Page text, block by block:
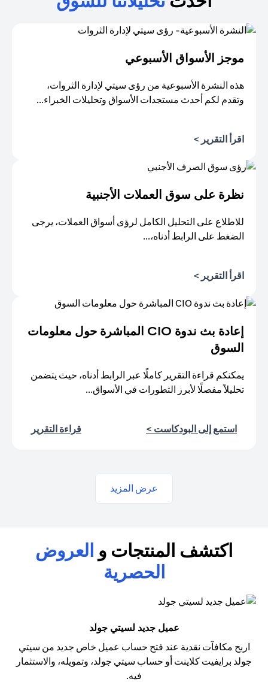
موجز الأسواق الأسبوعي
هذه النشرة الأسبوعية من رؤى سيتي لإدارة الثروات،
وتقدم لكم أحدث مستجدات الأسواق وتحليلات الخبراء...
اقرأ التقرير >
نظرة على سوق العملات الأجنبية
للاطلاع على التحليل الكامل لرؤى أسواق العملات، يرجى
الضغط على الرابط أدناه،...
اقرأ التقرير >
إعادة بث ندوة CIO المباشرة حول معلومات
السوق
يمكنكم قراءة التقرير كاملًا عبر الرابط أدناه، حيث يتضمن
تحليلاً مفصلًا لأبرز التطورات في الأسواق...
استمع إلى البودكاست > قراءة التقرير
عرض المزيد
اكتشف المنتجات و العروض
الحصرية
عميل جديد لسيتي جولد
اربح مكافآت نقدية عند فتح حساب عميل خاص جديد من سيتي
جولد برايفيت كلاينت أو حساب سيتي جولد، وتمويله، والاستثمار
فيه.